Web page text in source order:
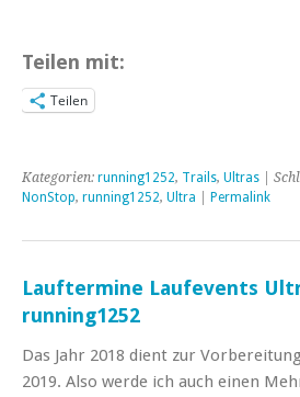
Teilen mit:
Teilen
Kategorien: running1252, Trails, Ultras |
NonStop, running1252, Ultra Permalink
Lauftermine Laufevents
running1252
Das Jahr 2018 dient zur
2019. Also werde ich auch einen